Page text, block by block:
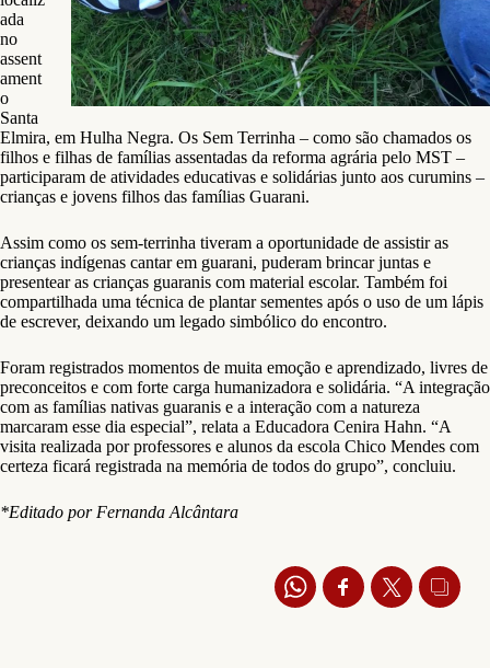
ada
no
assent
ament
o
Santa
Elmira, em Hulha Negra. Os Sem Terrinha – como são chamados os
filhos e filhas de famílias assentadas da reforma agrária pelo MST –
participaram de atividades educativas e solidárias junto aos curumins –
crianças e jovens filhos das famílias Guarani.
Assim como os sem-terrinha tiveram a oportunidade de assistir as
crianças indígenas cantar em guarani, puderam brincar juntas e
presentear as crianças guaranis com material escolar. Também foi
compartilhada uma técnica de plantar sementes após o uso de um lápis
de escrever, deixando um legado simbólico do encontro.
Foram registrados momentos de muita emoção e aprendizado, livres de
preconceitos e com forte carga humanizadora e solidária. “A integração
com as famílias nativas guaranis e a interação com a natureza
marcaram esse dia especial”, relata a Educadora Cenira Hahn. “A
visita realizada por professores e alunos da escola Chico Mendes com
certeza ficará registrada na memória de todos do grupo”, concluiu.
*Editado por Fernanda Alcântara